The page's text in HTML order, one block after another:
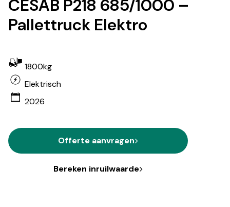
CESAB P218 685/1000 –
Pallettruck Elektro
1800kg
Elektrisch
2026
Offerte aanvragen
Bereken inruilwaarde